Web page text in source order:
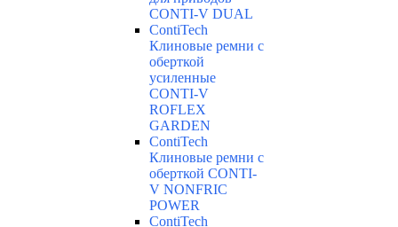
CONTI-V DUAL
ContiTech
Клиновые ремни с
оберткой
усиленные
CONTI-V
ROFLEX
GARDEN
ContiTech
Клиновые ремни с
оберткой CONTI-
V NONFRIC
POWER
ContiTech